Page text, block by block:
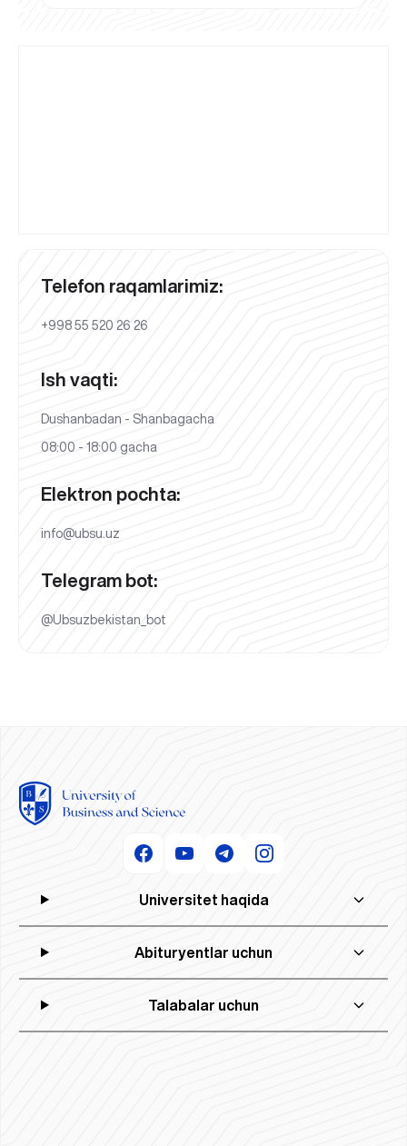
Telefon raqamlarimiz:
+998 55 520 26 26
Ish vaqti:
Dushanbadan - Shanbagacha
08:00 - 18:00 gacha
Elektron pochta:
info@ubsu.uz
Telegram bot:
@Ubsuzbekistan_bot
Universitet haqida
Abituryentlar uchun
Talabalar uchun